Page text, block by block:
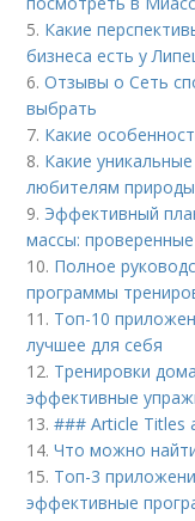
5. Какие
бизнеса есть у
6.Отзывы о Сеть
выбрать
7. Какие
8. Какие
любителям природы
9. Эффективный
массы:
10. Полное
программы
11. Топ-10
лучшее для себя
12. Тренировки
эффективные
13.### Article Titles
14.Что можно
15. Топ-3
эффективные